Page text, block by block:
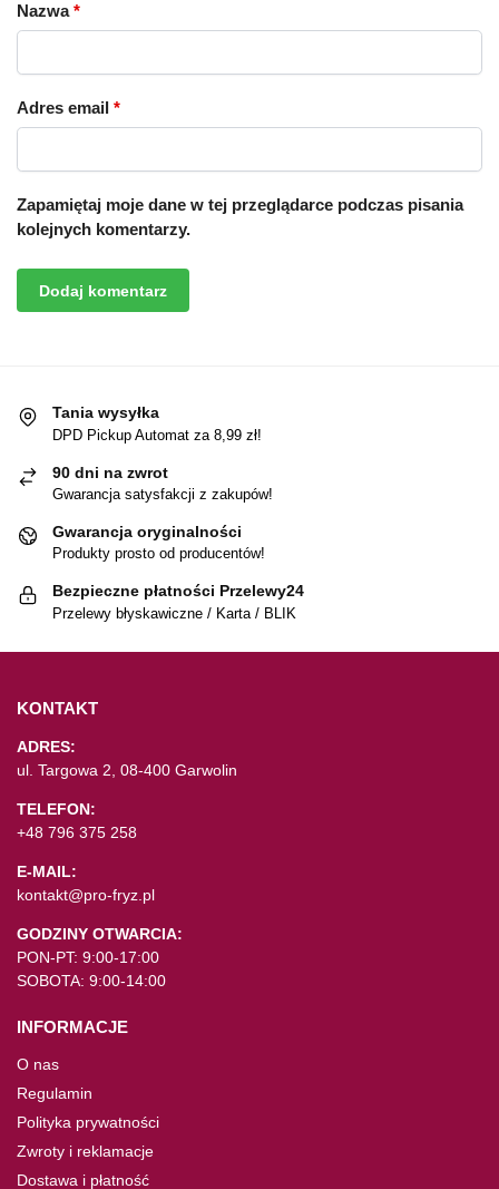
Nazwa*
Adres email *
Zapamiętaj moje dane w tej przeglądarce podczas pisania
kolejnych komentarzy.
Tania wysyłka
DPD Pickup Automat za 8,99 zł!
90 dni na zwrot
Gwarancja satysfakcji z zakupów!
Gwarancja oryginalności
Produkty prosto od producentów!
Bezpieczne płatności Przelewy24
Przelewy błyskawiczne / Karta / BLIK
KONTAKT
ADRES:
ul. Targowa 2, 08-400 Garwolin
TELEFON:
+48 796 375 258
E-MAIL:
kontakt@pro-fryz.pl
GODZINY OTWARCIA:
PON-PT: 9:00-17:00
SOBOTA: 9:00-14:00
INFORMACJE
O nas
Regulamin
Polityka prywatności
Zwroty i reklamacje
Dostawa i płatność